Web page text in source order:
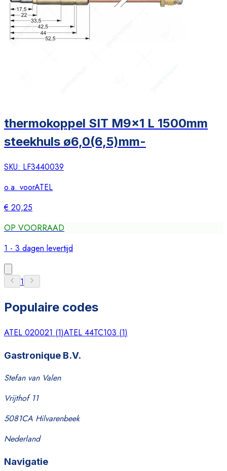
thermokoppel SIT M9x1 L 1500mm
steekhuls ø6,0(6,5)mm-
SKU: LF3440039
o.a. voorATEL
€ 20,25
OP VOORRAAD
1 - 3 dagen levertijd
1
Populaire codes
ATEL 020021 (1)ATEL 44TC103 (1)
Gastronique B.V.
Stefan van Valen
Vrijthof 11
5081CA Hilvarenbeek
Nederland
Navigatie